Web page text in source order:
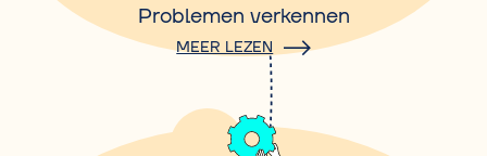
Problemen verkennen
MEER LEZEN